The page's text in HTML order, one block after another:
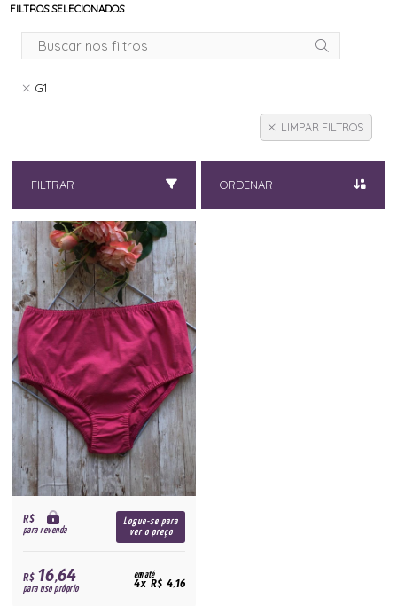
FILTROS SELECIONADOS
G1
LIMPAR FILTROS
FILTRAR ORDENAR
R$
para revenda
Logue-se para
ver o preço
R$16,64
para uso próprio
em até
4x R$ 4,16